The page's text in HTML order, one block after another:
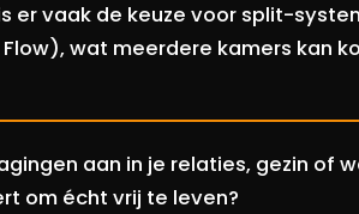
er vaak de keuze voor split-
wat meerdere kamers kan
aan in je relaties, gezin of
om écht vrij te leven?